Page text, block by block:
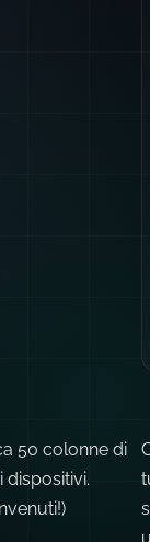
50 colonne di
dispositivi.